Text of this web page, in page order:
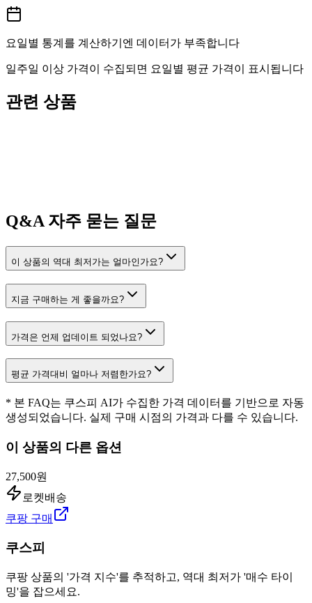
요일별 통계를 계산하기엔 데이터가 부족합니다
일주일 이상 가격이 수집되면 요일별 평균 가격이 표시됩니다
관련 상품
Q&A자주 묻는 질문
이 상품의 역대 최저가는 얼마인가요?
지금 구매하는 게 좋을까요?
가격은 언제 업데이트 되었나요?
평균 가격대비 얼마나 저렴한가요?
* 본 FAQ는 쿠스피 AI가 수집한 가격 데이터를 기반으로 자동
생성되었습니다. 실제 구매 시점의 가격과 다를 수 있습니다.
이 상품의 다른 옵션
27,500원
로켓배송
쿠팡 구매
쿠스피
쿠팡 상품의 '가격 지수'를 추적하고, 역대 최저가 '매수 타이
밍'을 잡으세요.